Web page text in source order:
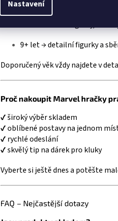
Nastavení
3–5 let → plyšáci a jednodušší
9+ let → detailní figurky a
Doporučený věk vždy najdete v
Proč nakoupit Marvel hračky
✔ široký výběr skladem
✔ oblíbené postavy na jednom
✔ rychlé odeslání
✔ skvělý tip na dárek pro kluky
Vyberte si ještě dnes a potěšte
FAQ – Nejčastější dotazy